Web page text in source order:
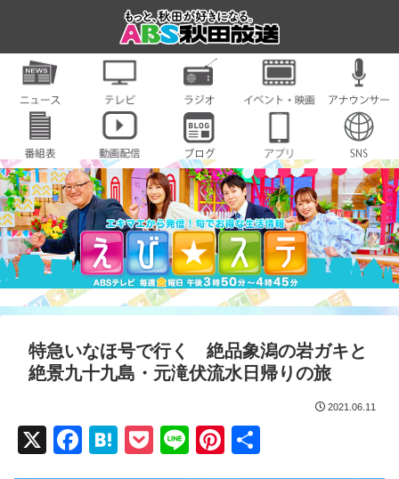
特急いなほ号で行く 絶品象潟の岩ガキと
絶景九十九島・元滝伏流水日帰りの旅
2021.06.11
X
F
H
P
Li
Pi